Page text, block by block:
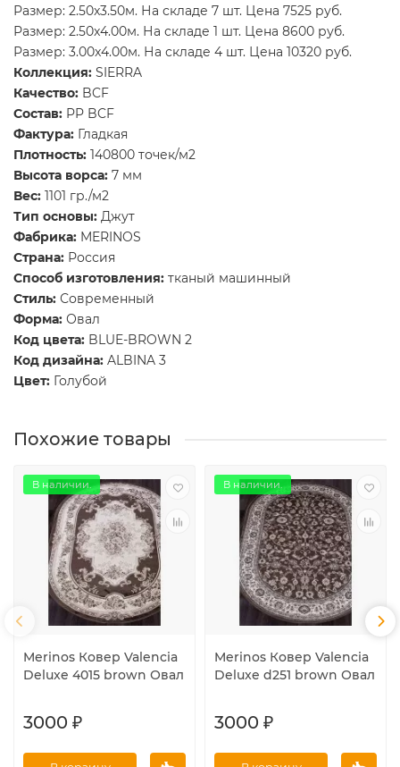
Размер: 2.50x3.50м. На складе 7 шт. Цена 7525 руб.
Размер: 2.50x4.00м. На складе 1 шт. Цена 8600 руб.
Размер: 3.00x4.00м. На складе 4 шт. Цена 10320 руб.
Коллекция: SIERRA
Качество: BCF
Состав: PP BCF
Фактура: Гладкая
Плотность: 140800 точек/м2
Высота ворса: 7 мм
Вес: 1101 гр./м2
Тип основы: Джут
Фабрика: MERINOS
Страна: Россия
Способ изготовления: тканый машинный
Стиль: Современный
Форма: Овал
Код цвета: BLUE-BROWN 2
Код дизайна: ALBINA 3
Цвет: Голубой
Похожие товары
В наличии.
Merinos Ковер Valencia
Deluxe 4015 brown Овал
3000 ₽
В наличии.
Merinos Ковер Valencia
Deluxe d251 brown Овал
3000 ₽